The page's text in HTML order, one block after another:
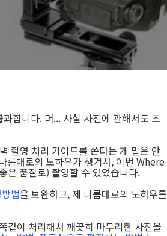
합니다. 머... 사실 사진에 관해서도 초
촬영 처리 가이드를 쓴다는 게 말은 안
름대로의 노하우가 생겨서, 이번 Where
은 품질로) 촬영할 수 있었습니다.
법을 보완하고, 제 나름대로의 노하우를
같이 처리해서 깨끗히 마무리한 사진을